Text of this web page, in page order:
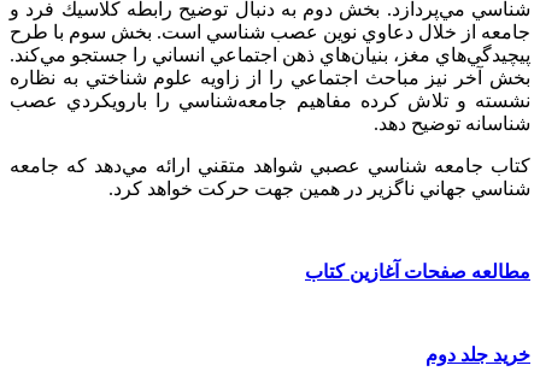
شناسي مي‌پردازد. بخش دوم به دنبال توضيح رابطه كلاسيك فرد و
جامعه از خلال دعاوي نوين عصب شناسي است. بخش سوم با طرح
پيچيدگي‌هاي مغز، بنيان‌هاي ذهن اجتماعي انساني را جستجو مي‌كند.
بخش آخر نيز مباحث اجتماعي را از زاويه علوم شناختي به نظاره
نشسته و تلاش كرده مفاهيم جامعه‌شناسي را بارويكردي عصب
شناسانه توضيح دهد.
كتاب جامعه شناسي عصبي شواهد متقني ارائه مي‌دهد كه جامعه
شناسي جهاني ناگزير در همين جهت حركت خواهد كرد.
مطالعه صفحات آغازين كتاب
خريد جلد دوم